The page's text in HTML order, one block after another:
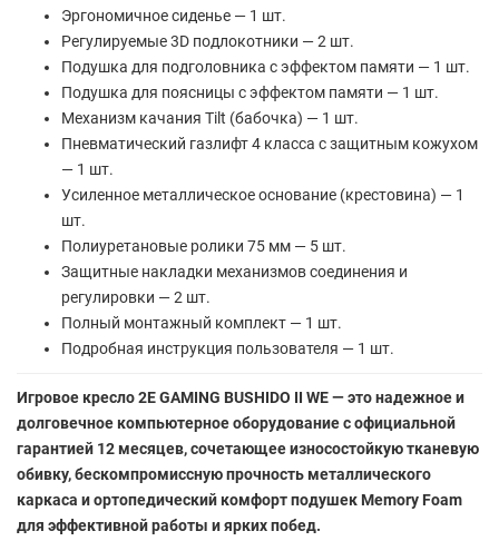
Эргономичное сиденье — 1 шт.
Регулируемые 3D подлокотники — 2 шт.
Подушка для подголовника с эффектом памяти — 1 шт.
Подушка для поясницы с эффектом памяти — 1 шт.
Механизм качания Tilt (бабочка) — 1 шт.
Пневматический газлифт 4 класса с защитным кожухом
— 1 шт.
Усиленное металлическое основание (крестовина) — 1
шт.
Полиуретановые ролики 75 мм — 5 шт.
Защитные накладки механизмов соединения и
регулировки — 2 шт.
Полный монтажный комплект — 1 шт.
Подробная инструкция пользователя — 1 шт.
Игровое кресло 2E GAMING BUSHIDO II WE — это надежное и
долговечное компьютерное оборудование с официальной
гарантией 12 месяцев, сочетающее износостойкую тканевую
обивку, бескомпромиссную прочность металлического
каркаса и ортопедический комфорт подушек Memory Foam
для эффективной работы и ярких побед.